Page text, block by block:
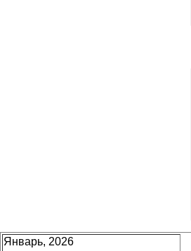
Январь, 2026